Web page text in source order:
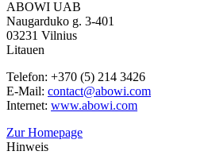
ABOWI UAB
Naugarduko g. 3-401
03231 Vilnius
Litauen
Telefon: +370 (5) 214 3426
E-Mail: contact@abowi.com
Internet: www.abowi.com
Zur Homepage
Hinweis